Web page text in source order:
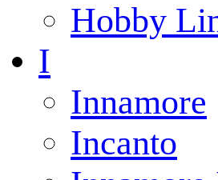
Hobby
I
Innamore
Incanto